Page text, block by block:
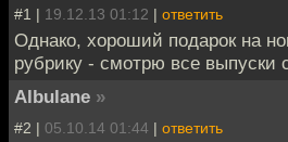
#1 | 19.12.13 01:12 | ответить
Однако, хороший подарок на
рубрику - смотрю все выпуски
Albulane »
#2 | 05.10.14 01:44 | ответить